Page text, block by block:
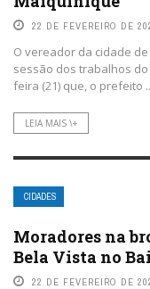
22 DE FEVEREIRO DE
O vereador da cidade
sessão dos trabalhos
feira (21) que, o prefeito
LEIA MAIS \+
CIDADES
Moradores na
Bela Vista no
22 DE FEVEREIRO DE